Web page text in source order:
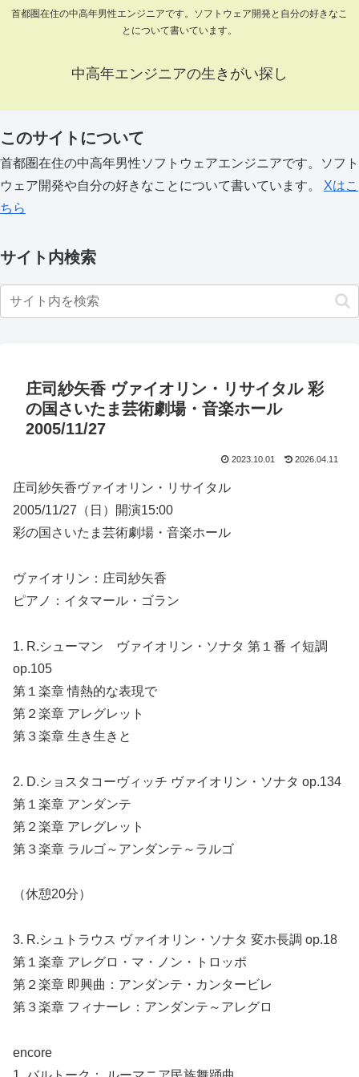
首都圏在住の中高年男性エンジニアです。ソフトウェア開発と自分の好きなこ
とについて書いています。
中高年エンジニアの生きがい探し
このサイトについて
首都圏在住の中高年男性ソフトウェアエンジニアです。ソフト
ウェア開発や自分の好きなことについて書いています。 Xはこ
ちら
サイト内検索
庄司紗矢香 ヴァイオリン・リサイタル 彩
の国さいたま芸術劇場・音楽ホール
2005/11/27
2023.10.01 2026.04.11
庄司紗矢香ヴァイオリン・リサイタル
2005/11/27（日）開演15:00
彩の国さいたま芸術劇場・音楽ホール
ヴァイオリン：庄司紗矢香
ピアノ：イタマール・ゴラン
1. R.シューマン ヴァイオリン・ソナタ 第１番 イ短調
op.105
第１楽章 情熱的な表現で
第２楽章 アレグレット
第３楽章 生き生きと
2. D.ショスタコーヴィッチ ヴァイオリン・ソナタ op.134
第１楽章 アンダンテ
第２楽章 アレグレット
第３楽章 ラルゴ～アンダンテ～ラルゴ
（休憩20分）
3. R.シュトラウス ヴァイオリン・ソナタ 変ホ長調 op.18
第１楽章 アレグロ・マ・ノン・トロッポ
第２楽章 即興曲：アンダンテ・カンタービレ
第３楽章 フィナーレ：アンダンテ～アレグロ
encore